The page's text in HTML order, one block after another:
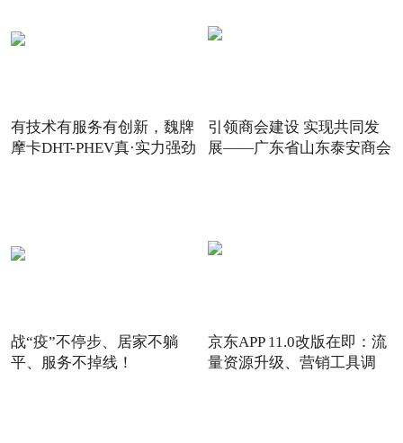
有技术有服务有创新，魏牌
摩卡DHT-PHEV真·实力强劲
引领商会建设 实现共同发
展——广东省山东泰安商会
战“疫”不停步、居家不躺
平、服务不掉线！
京东APP 11.0改版在即：流
量资源升级、营销工具调